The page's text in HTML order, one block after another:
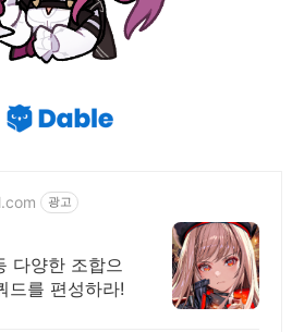
광고
다양한 조합으
드를 편성하라!